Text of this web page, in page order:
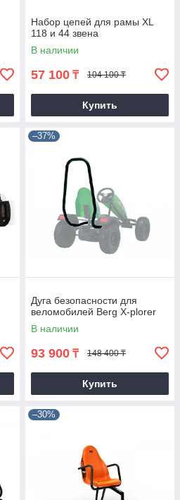
Набор цепей для рамы XL
118 и 44 звена
В наличии
57 100 ₸ 104 100 ₸
Купить
–37%
Дуга безопасности для
веломобилей Berg X-plorer
В наличии
93 900 ₸ 148 400 ₸
Купить
–30%